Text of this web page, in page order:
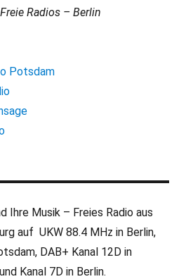
Freie Radios – Berlin
Potsdam
Ihre Musik – Freies Radio aus
auf UKW 88.4 MHz in Berlin,
DAB+ Kanal 12D in
Kanal 7D in Berlin.